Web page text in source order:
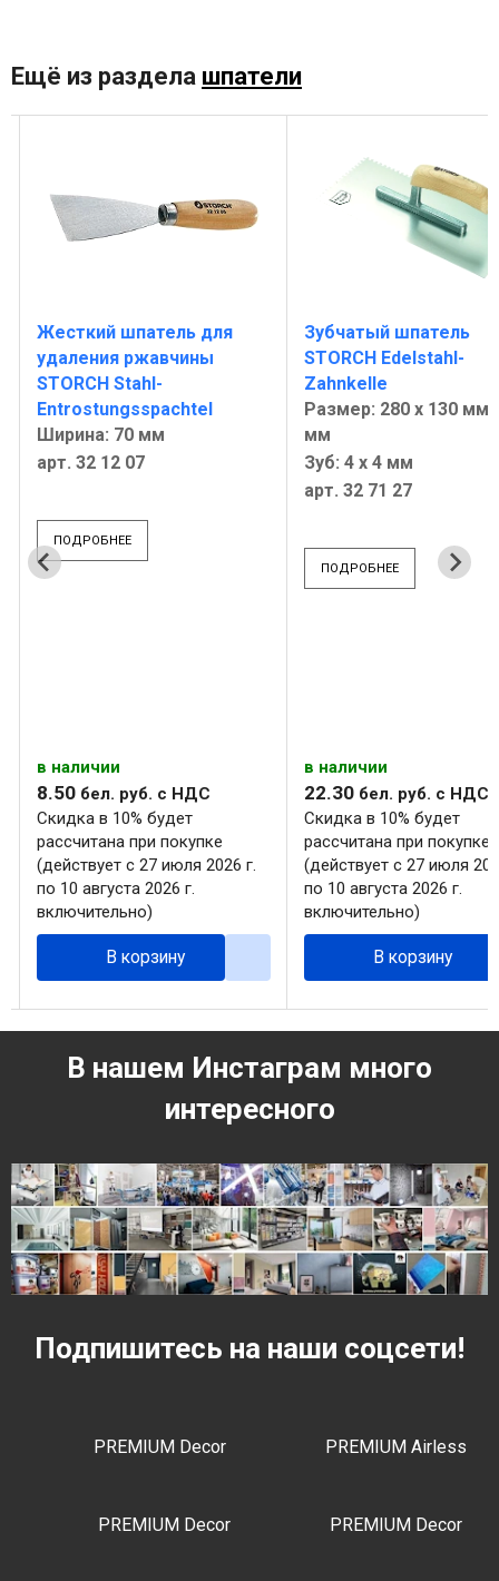
Ещё из раздела шпатели
Жесткий шпатель для
удаления ржавчины
STORCH Stahl-
Entrostungsspachtel
Ширина: 70 мм
арт. 32 12 07
ПОДРОБНЕЕ
в наличии
8.50 бел. руб. с НДС
Скидка в 10% будет
рассчитана при покупке
(действует с 27 июля 2026 г.
по 10 августа 2026 г.
включительно)
В корзину
Зубчатый шпатель
STORCH Edelstahl-
Zahnkelle
Размер: 280 х 130 мм
мм
Зуб: 4 х 4 мм
арт. 32 71 27
ПОДРОБНЕЕ
в наличии
22.30 бел. руб. с НДС
Скидка в 10% будет
рассчитана при покупке
(действует с 27 июля
по 10 августа 2026 г.
включительно)
В корзину
В нашем Инстаграм много
интересного
Подпишитесь на наши соцсети!
PREMIUM Decor PREMIUM Airless
PREMIUM Decor PREMIUM Decor